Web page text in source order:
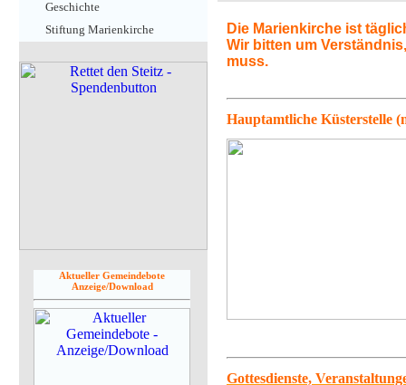
Geschichte
Stiftung Marienkirche
Aktueller Gemeindebote
Anzeige/Download
Die Marienkirche ist
Wir bitten um
muss.
Hauptamtliche Küsterstelle
Gottesdienste,
ein Anmeldeformular für den E-M ai
l-N